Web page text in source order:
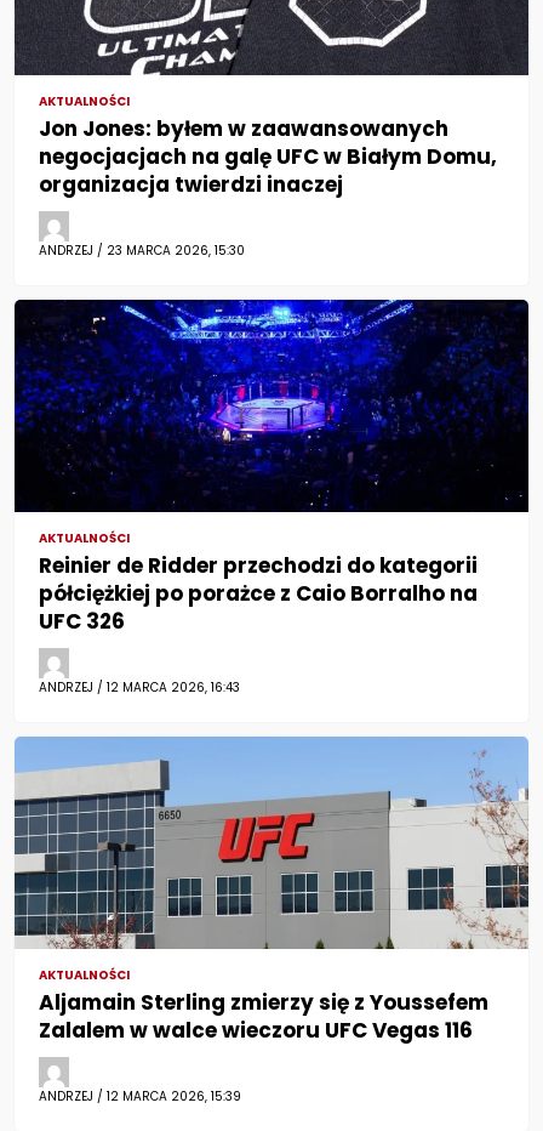
AKTUALNOŚCI
Jon Jones: byłem w zaawansowanych
negocjacjach na galę UFC w Białym Domu,
organizacja twierdzi inaczej
ANDRZEJ / 23 MARCA 2026, 15:30
AKTUALNOŚCI
Reinier de Ridder przechodzi do kategorii
półciężkiej po porażce z Caio Borralho na
UFC 326
ANDRZEJ / 12 MARCA 2026, 16:43
AKTUALNOŚCI
Aljamain Sterling zmierzy się z Youssefem
Zalalem w walce wieczoru UFC Vegas 116
ANDRZEJ / 12 MARCA 2026, 15:39